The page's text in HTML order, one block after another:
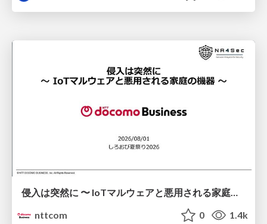
侵入は突然に 〜 IoTマルウェアと悪用される家庭の機器 ～ / When Intrusion Strikes: IoT Malware and the Abuse of Home Devices
nttcom
0 1.4k